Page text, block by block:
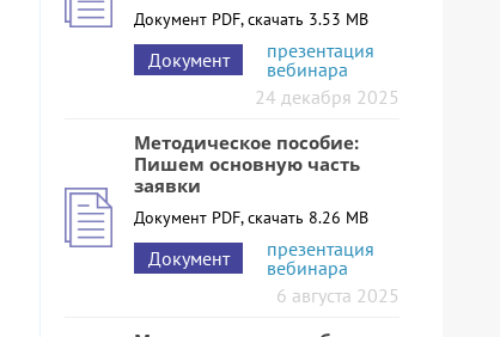
Документ PDF, скачать 3.53 MB
Документ
презентация
вебинара
24 декабря 2025
Методическое пособие:
Пишем основную часть
заявки
Документ PDF, скачать 8.26 MB
Документ
презентация
вебинара
6 августа 2025